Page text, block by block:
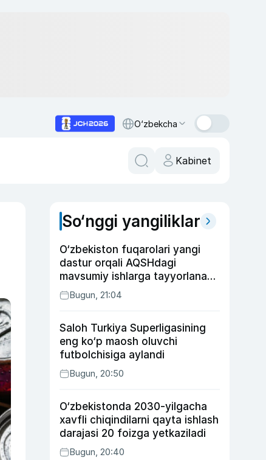
O‘zbekcha
Kabinet
So‘nggi yangiliklar
O‘zbekiston fuqarolari yangi
dastur orqali AQSHdagi
mavsumiy ishlarga tayyorlanadi
va joylashtiriladi
Bugun, 21:04
Saloh Turkiya Superligasining
eng ko‘p maosh oluvchi
futbolchisiga aylandi
Bugun, 20:50
O‘zbekistonda 2030-yilgacha
xavfli chiqindilarni qayta ishlash
darajasi 20 foizga yetkaziladi
Bugun, 20:40